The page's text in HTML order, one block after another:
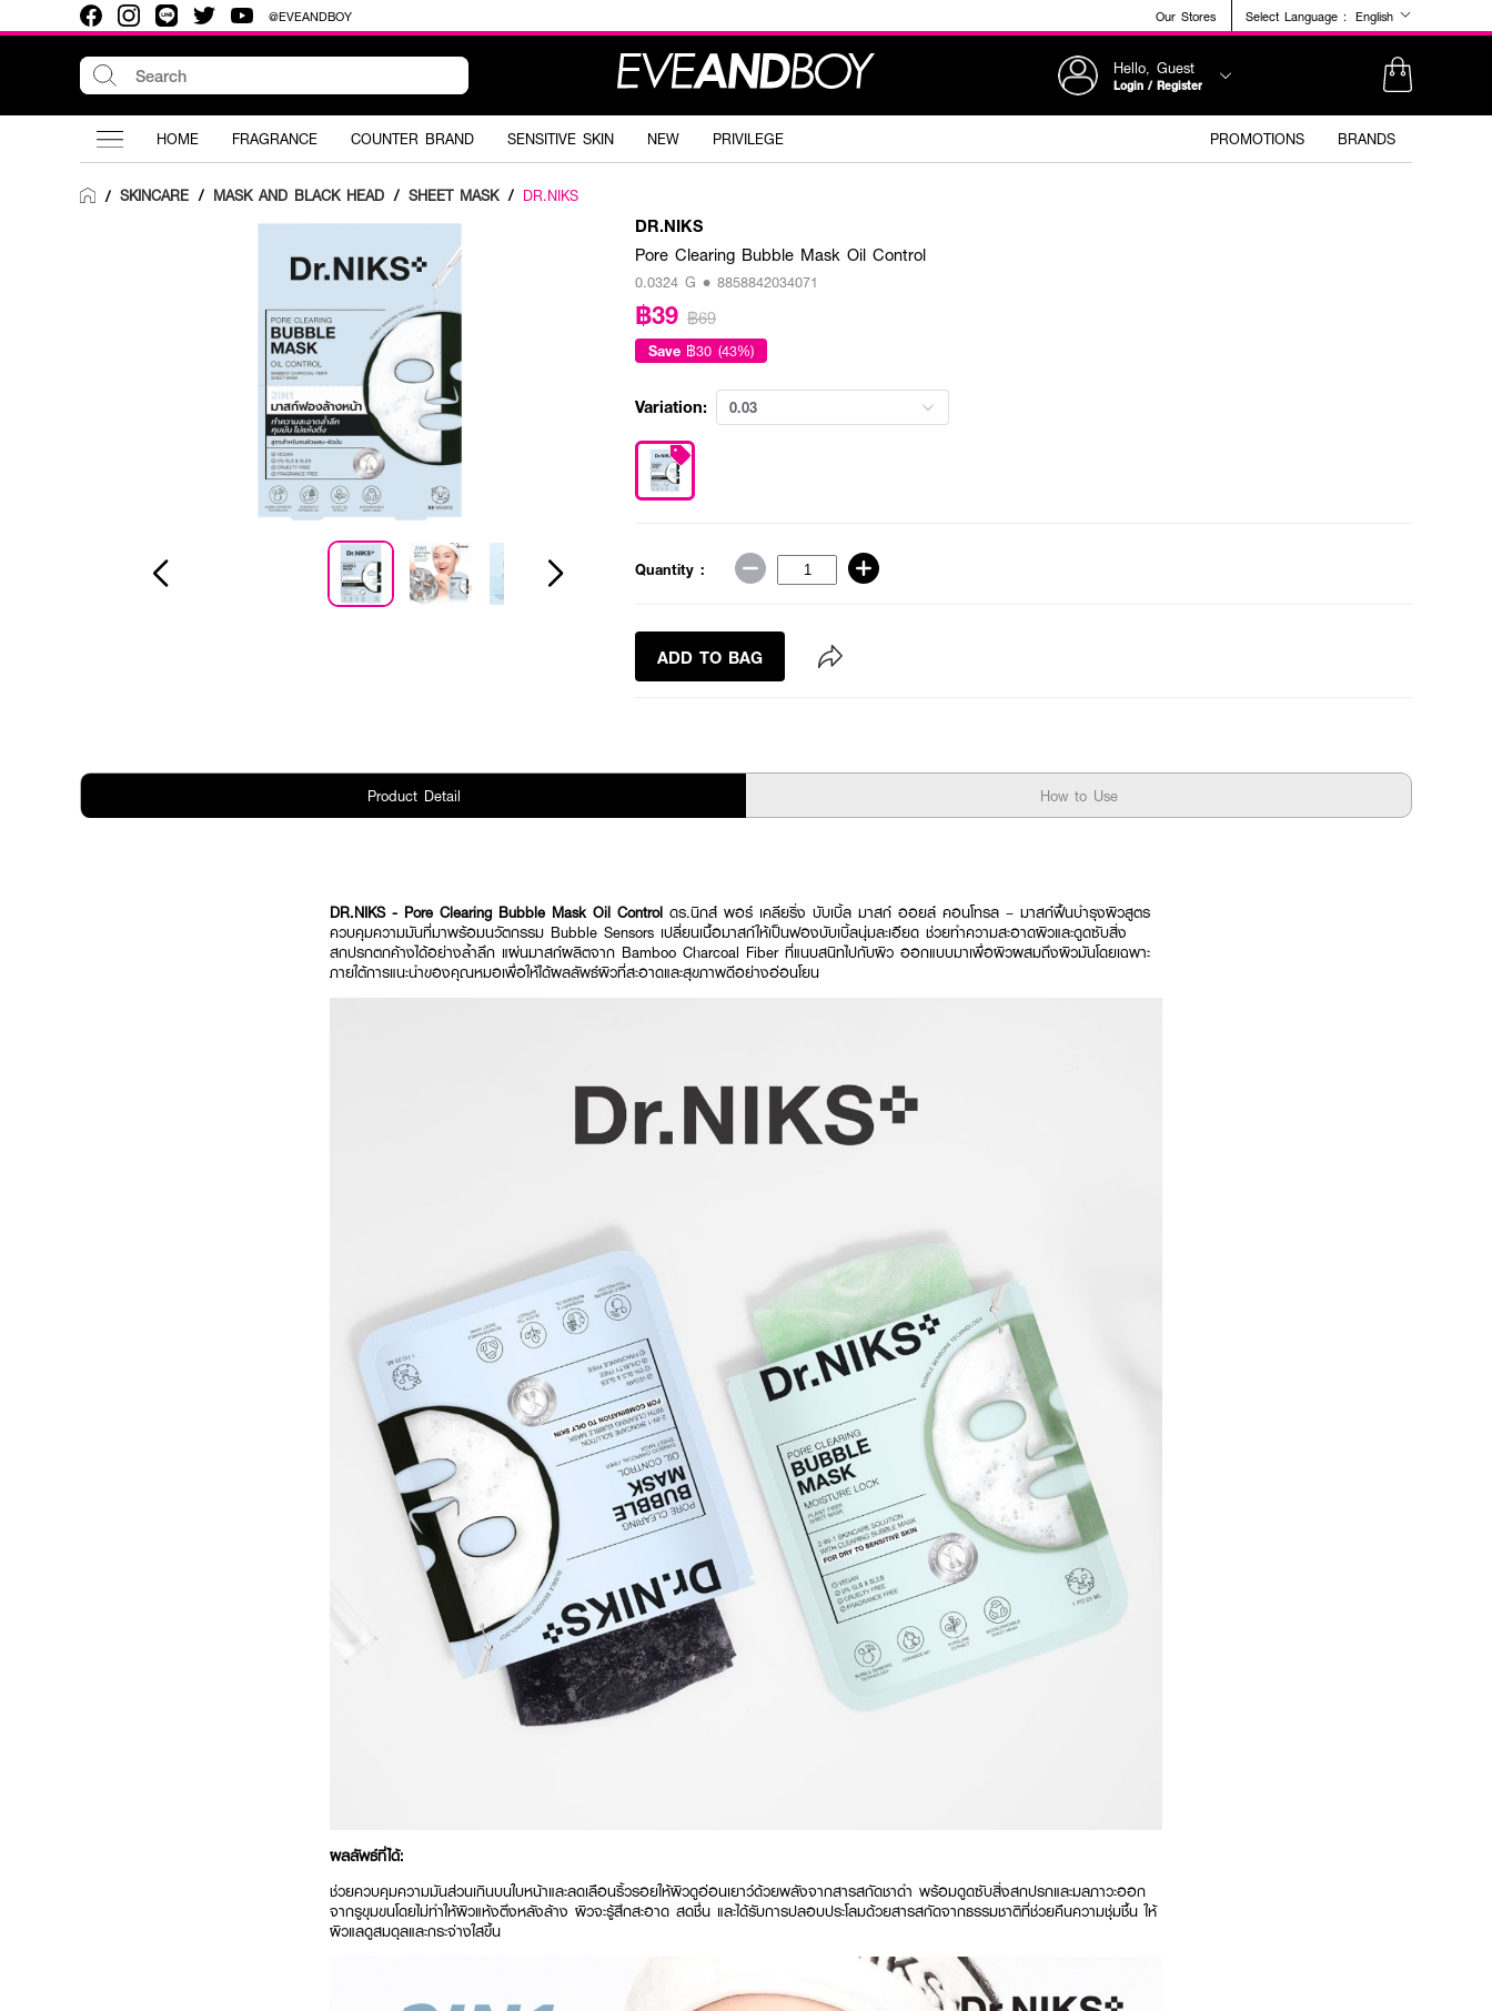
@EVEANDBOY Our Stores Select Language : English
Hello, Guest
Login / Register
HOME FRAGRANCE COUNTER BRAND SENSITIVE SKIN NEW PRIVILEGE PROMOTIONS BRANDS
/ SKINCARE / MASK AND BLACK HEAD / SHEET MASK / DR.NIKS
DR.NIKS
Pore Clearing Bubble Mask Oil Control
0.0324 G • 8858842034071
฿39 ฿69
Save ฿30 (43%)
Variation: 0.03
Quantity :
ADD TO BAG
Product Detail How to Use
DR.NIKS - Pore Clearing Bubble Mask Oil Control ดร.นิกส์ พอร์ เคลียริ่ง บับเบิ้ล มาสก์ ออยล์ คอนโทรล – มาสก์ฟื้นบำรุงผิวสูตร
ควบคุมความมันที่มาพร้อมนวัตกรรม Bubble Sensors เปลี่ยนเนื้อมาสก์ให้เป็นฟองบับเบิ้ลนุ่มละเอียด ช่วยทำความสะอาดผิวและดูดซับสิ่ง
สกปรกตกค้างได้อย่างล้ำลึก แผ่นมาสก์ผลิตจาก Bamboo Charcoal Fiber ที่แนบสนิทไปกับผิว ออกแบบมาเพื่อผิวผสมถึงผิวมันโดยเฉพาะ
ภายใต้การแนะนำของคุณหมอเพื่อให้ได้ผลลัพธ์ผิวที่สะอาดและสุขภาพดีอย่างอ่อนโยน
ผลลัพธ์ที่ได้:
ช่วยควบคุมความมันส่วนเกินบนใบหน้าและลดเลือนริ้วรอยให้ผิวดูอ่อนเยาว์ด้วยพลังจากสารสกัดชาดำ พร้อมดูดซับสิ่งสกปรกและมลภาวะออก
จากรูขุมขนโดยไม่ทำให้ผิวแห้งตึงหลังล้าง ผิวจะรู้สึกสะอาด สดชื่น และได้รับการปลอบประโลมด้วยสารสกัดจากธรรมชาติที่ช่วยคืนความชุ่มชื้น ให้
ผิวแลดูสมดุลและกระจ่างใสขึ้น